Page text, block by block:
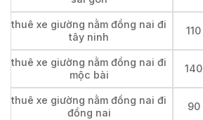
thuê xe giường nằm đồng nai đi
tây ninh
110
thuê xe giường nằm đồng nai đi
mộc bài
140
thuê xe giường nằm đồng nai đi
đồng nai
90